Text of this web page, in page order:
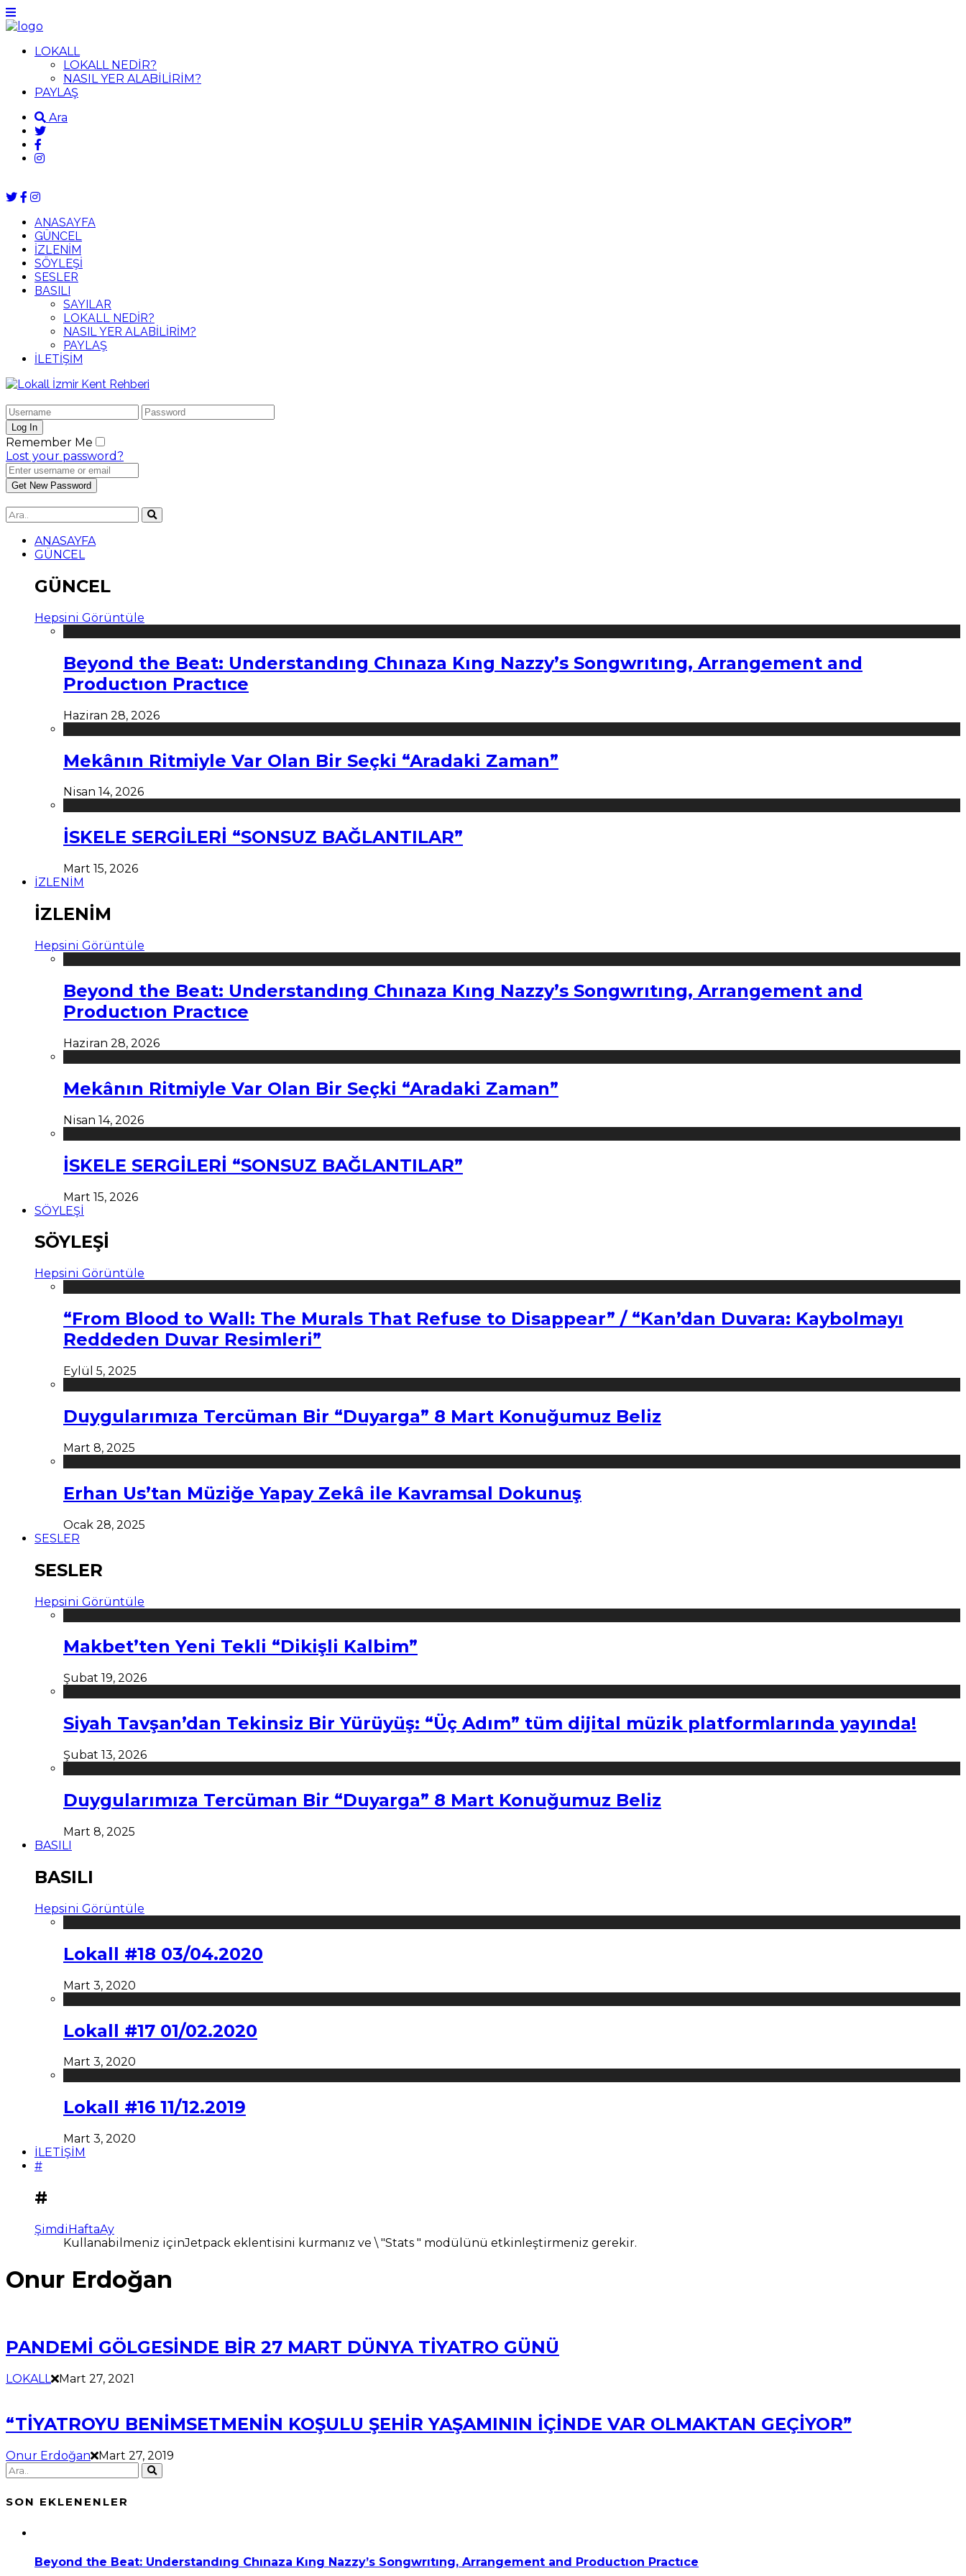
LOKALL
LOKALL NEDİR?
NASIL YER ALABİLİRİM?
PAYLAŞ
Ara
ANASAYFA
GÜNCEL
İZLENİM
SÖYLEŞİ
SESLER
BASILI
SAYILAR
LOKALL NEDİR?
NASIL YER ALABİLİRİM?
PAYLAŞ
İLETİŞİM
Remember Me
Lost your password?
ANASAYFA
GÜNCEL
GÜNCEL
Hepsini Görüntüle
Beyond the Beat: Understandıng Chınaza Kıng Nazzy’s Songwrıtıng, Arrangement and
Productıon Practıce
Haziran 28, 2026
Mekânın Ritmiyle Var Olan Bir Seçki “Aradaki Zaman”
Nisan 14, 2026
İSKELE SERGİLERİ “SONSUZ BAĞLANTILAR”
Mart 15, 2026
İZLENİM
İZLENİM
Hepsini Görüntüle
Beyond the Beat: Understandıng Chınaza Kıng Nazzy’s Songwrıtıng, Arrangement and
Productıon Practıce
Haziran 28, 2026
Mekânın Ritmiyle Var Olan Bir Seçki “Aradaki Zaman”
Nisan 14, 2026
İSKELE SERGİLERİ “SONSUZ BAĞLANTILAR”
Mart 15, 2026
SÖYLEŞİ
SÖYLEŞİ
Hepsini Görüntüle
“From Blood to Wall: The Murals That Refuse to Disappear” / “Kan’dan Duvara: Kaybolmayı
Reddeden Duvar Resimleri”
Eylül 5, 2025
Duygularımıza Tercüman Bir “Duyarga” 8 Mart Konuğumuz Beliz
Mart 8, 2025
Erhan Us’tan Müziğe Yapay Zekâ ile Kavramsal Dokunuş
Ocak 28, 2025
SESLER
SESLER
Hepsini Görüntüle
Makbet’ten Yeni Tekli “Dikişli Kalbim”
Şubat 19, 2026
Siyah Tavşan’dan Tekinsiz Bir Yürüyüş: “Üç Adım” tüm dijital müzik platformlarında yayında!
Şubat 13, 2026
Duygularımıza Tercüman Bir “Duyarga” 8 Mart Konuğumuz Beliz
Mart 8, 2025
BASILI
BASILI
Hepsini Görüntüle
Lokall #18 03/04.2020
Mart 3, 2020
Lokall #17 01/02.2020
Mart 3, 2020
Lokall #16 11/12.2019
Mart 3, 2020
İLETİŞİM
#
#
ŞimdiHaftaAy
Kullanabilmeniz içinJetpack eklentisini kurmanız ve \ "Stats " modülünü etkinleştirmeniz gerekir.
Onur Erdoğan
PANDEMİ GÖLGESİNDE BİR 27 MART DÜNYA TİYATRO GÜNÜ
LOKALL Mart 27, 2021
“TİYATROYU BENİMSETMENİN KOŞULU ŞEHİR YAŞAMININ İÇİNDE VAR OLMAKTAN GEÇİYOR”
Onur Erdoğan Mart 27, 2019
SON EKLENENLER
Beyond the Beat: Understandıng Chınaza Kıng Nazzy’s Songwrıtıng, Arrangement and Productıon Practıce